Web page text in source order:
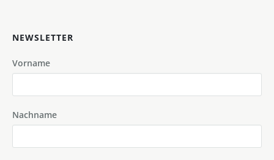
NEWSLETTER
Vorname
Nachname